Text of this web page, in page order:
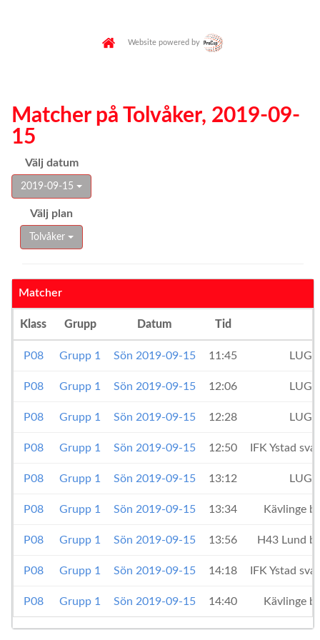
Website powered by
Matcher på Tolvåker, 2019-09-
15
Välj datum
2019-09-15
Välj plan
Tolvåker
Matcher
Klass Grupp Datum Tid
P08 Grupp 1 Sön 2019-09-15 11:45 LUGI
P08 Grupp 1 Sön 2019-09-15 12:06 LUGI
P08 Grupp 1 Sön 2019-09-15 12:28 LUGI
P08 Grupp 1 Sön 2019-09-15 12:50 IFK Ystad
P08 Grupp 1 Sön 2019-09-15 13:12 LUGI
P08 Grupp 1 Sön 2019-09-15 13:34 Kävlinge
P08 Grupp 1 Sön 2019-09-15 13:56 H43 Lund
P08 Grupp 1 Sön 2019-09-15 14:18 IFK Ystad
P08 Grupp 1 Sön 2019-09-15 14:40 Kävlinge